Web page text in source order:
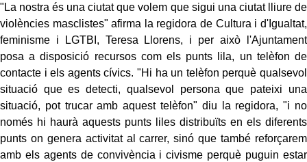
"La nostra és una ciutat que volem que sigui una ciutat lliure de
violències masclistes" afirma la regidora de Cultura i d'Igualtat,
feminisme i LGTBI, Teresa Llorens, i per això l'Ajuntament
posa a disposició recursos com els punts lila, un telèfon de
contacte i els agents cívics. "Hi ha un telèfon perquè qualsevol
situació que es detecti, qualsevol persona que pateixi una
situació, pot trucar amb aquest telèfon" diu la regidora, "i no
només hi haurà aquests punts liles distribuïts en els diferents
punts on genera activitat al carrer, sinó que també reforçarem
amb els agents de convivència i civisme perquè puguin estar